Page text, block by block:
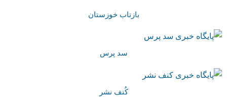
بازتاب خوزستان
سد پرس
کُنف نشر